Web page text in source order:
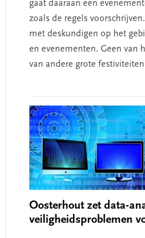
gaat daaraan een
zoals de regels
met deskundigen op het
en evenementen. Geen van
van andere grote festiviteiten
Oosterhout zet data-
veiligheidsproblemen